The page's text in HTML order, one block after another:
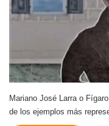
Mariano José Larra o
de los ejemplos más